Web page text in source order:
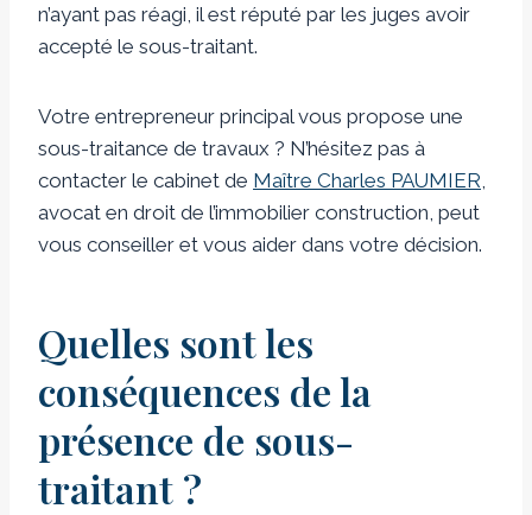
n’ayant pas réagi, il est réputé par les juges avoir
accepté le sous-traitant.
Votre entrepreneur principal vous propose une
sous-traitance de travaux ? N’hésitez pas à
contacter le cabinet de Maître Charles PAUMIER
avocat en droit de l’immobilier construction, peut
vous conseiller et vous aider dans votre décision.
Quelles sont les
conséquences de la
présence de sous-
traitant ?